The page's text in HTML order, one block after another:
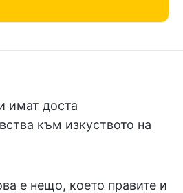
имат доста
към изкуството на
е нещо, което правите и